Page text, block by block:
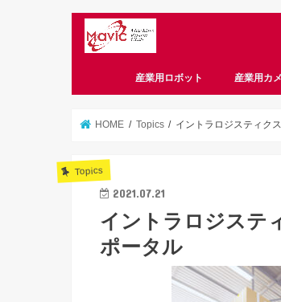
産業用ロボット 産業用カ
HOME Topics イントラロジスティク
Topics
2021.07.21
イントラロジステ
ポータル